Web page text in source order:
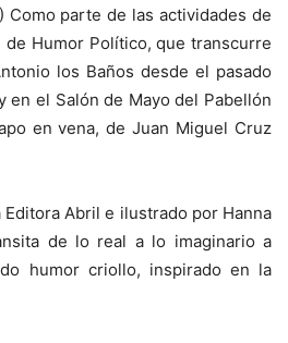
Como parte de las actividades de
de Humor Político, que transcurre
los Baños desde el pasado
en el Salón de Mayo del Pabellón
en vena, de Juan Miguel Cruz
Abril e ilustrado por Hanna
de lo real a lo imaginario a
humor criollo, inspirado en la